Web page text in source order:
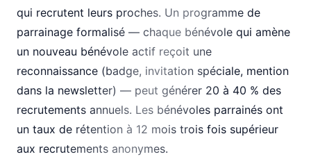
qui recrutent leurs proches. Un programme de
parrainage formalisé — chaque bénévole qui amène
un nouveau bénévole actif reçoit une
reconnaissance (badge, invitation spéciale, mention
dans la newsletter) — peut générer 20 à 40 % des
recrutements annuels. Les bénévoles parrainés ont
un taux de rétention à 12 mois trois fois supérieur
aux recrutements anonymes.